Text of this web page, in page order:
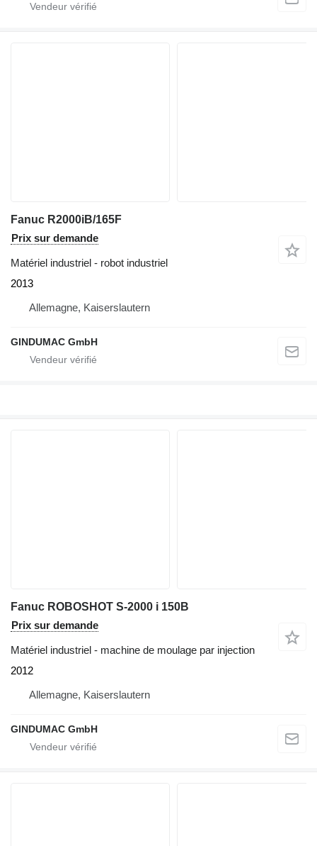
Fanuc R2000iB/165F
Prix sur demande
Matériel industriel - robot industriel
2013
Allemagne, Kaiserslautern
GINDUMAC GmbH
Fanuc ROBOSHOT S-2000 i 150B
Prix sur demande
Matériel industriel - machine de moulage par injection
2012
Allemagne, Kaiserslautern
GINDUMAC GmbH